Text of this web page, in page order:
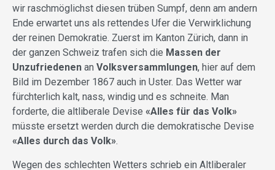
wir raschmöglichst diesen trüben Sumpf, denn am andern
Ende erwartet uns als rettendes Ufer die Verwirklichung
der reinen Demokratie. Zuerst im Kanton Zürich, dann in
der ganzen Schweiz trafen sich die Massen der
Unzufriedenen an Volksversammlungen, hier auf dem
Bild im Dezember 1867 auch in Uster. Das Wetter war
fürchterlich kalt, nass, windig und es schneite. Man
forderte, die altliberale Devise «Alles für das Volk»
müsste ersetzt werden durch die demokratische Devise
«Alles durch das Volk».
Wegen des schlechten Wetters schrieb ein Altliberaler